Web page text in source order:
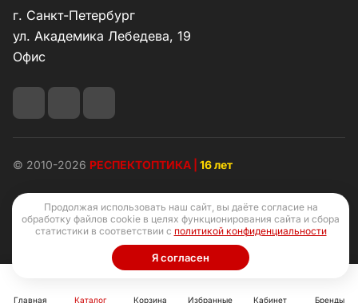
Главная Каталог Корзина Избранные Кабинет Бренды
г. Санкт-Петербург
ул. Академика Лебедева, 19
Офис
© 2010-2026 РЕСПЕКТОПТИКА | 16 лет
Конфиденциальность Оферта
Продолжая использовать наш сайт, вы даёте согласие на
обработку файлов cookie в целях функционирования сайта и сбора
статистики в соответствии с политикой конфиденциальности
Я согласен